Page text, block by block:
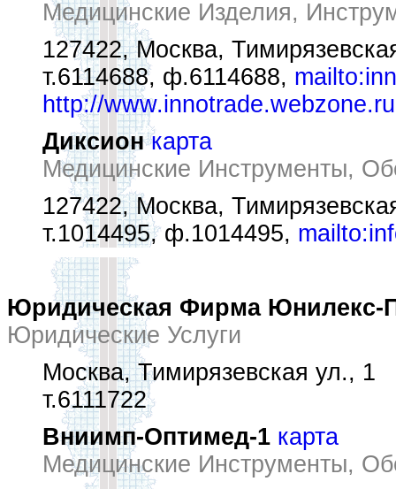
Медицинские Изделия,
127422, Москва,
т.6114688, ф.6114688,
http://www.innotrade.webzone.ru
Диксион карта
Медицинские Инструменты,
127422, Москва,
т.1014495, ф.1014495,
Юридическая Фирма Юнилекс-
Юридические Услуги
Москва, Тимирязевская ул., 1
т.6111722
Вниимп-Оптимед-1 карта
Медицинские Инструменты,